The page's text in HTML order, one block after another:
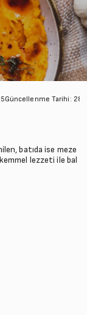
Güncellenme Tarihi: 28
batıda ise meze
lezzeti ile bal